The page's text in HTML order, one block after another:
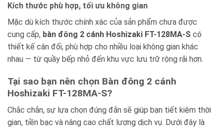
Kích thước phù hợp, tối ưu không gian
Mặc dù kích thước chính xác của sản phẩm chưa được
cung cấp, bàn đông 2 cánh Hoshizaki FT-128MA-S có
thiết kế cân đối, phù hợp cho nhiều loại không gian khác
nhau — từ quầy bếp nhỏ đến khu vực lưu trữ rộng rãi hơn.
Tại sao bạn nên chọn Bàn đông 2 cánh
Hoshizaki FT-128MA-S?
Chắc chắn, sự lựa chọn đúng đắn sẽ giúp bạn tiết kiệm thời
gian, tiền bạc và nâng cao chất lượng dịch vụ. Dưới đây là